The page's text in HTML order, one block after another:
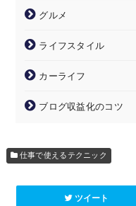
グルメ
ライフスタイル
カーライフ
ブログ収益化のコツ
仕事で使えるテクニック
ツイート